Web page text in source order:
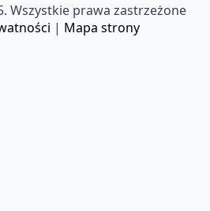
Wszystkie prawa zastrzeżone
| Mapa strony